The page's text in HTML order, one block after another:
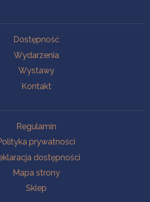
Dostępność
Wydarzenia
Wystawy
Kontakt
Regulamin
prywatności
dostępności
Mapa strony
Sklep